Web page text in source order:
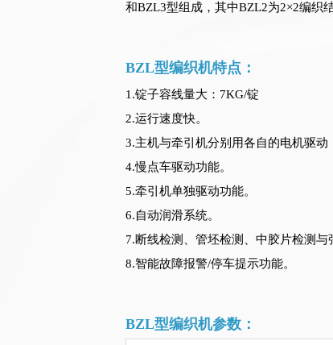
和BZL3型组成，其中BZL2为2×2编织
BZL型编织机特点：
1.锭子容线量大：7KG/锭
2.运行速度快。
3.主机与牵引机分别用各自的电机驱动
4.慢点车驱动功能。
5.牵引机单独驱动功能。
6.自动润滑系统。
7.断线检测、管坯检测、中胶片检测与
8.智能故障报警/停车提示功能。
BZL型编织机参数：